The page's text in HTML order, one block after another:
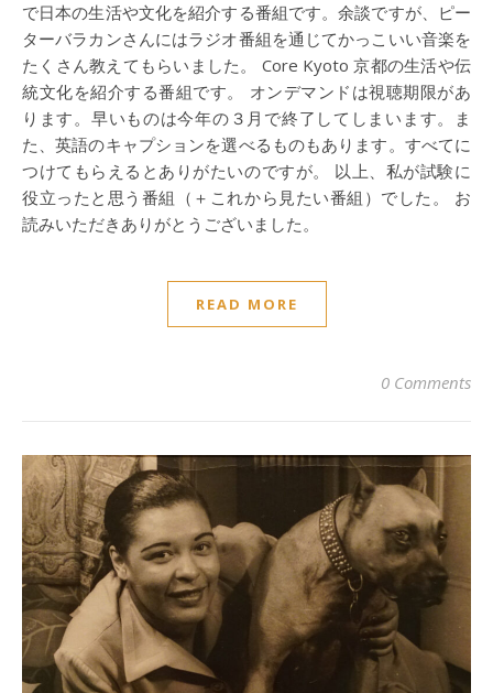
で日本の生活や文化を紹介する番組です。余談ですが、ピー
ターバラカンさんにはラジオ番組を通じてかっこいい音楽を
たくさん教えてもらいました。 Core Kyoto 京都の生活や伝
統文化を紹介する番組です。 オンデマンドは視聴期限があ
ります。早いものは今年の３月で終了してしまいます。ま
た、英語のキャプションを選べるものもあります。すべてに
つけてもらえるとありがたいのですが。 以上、私が試験に
役立ったと思う番組（＋これから見たい番組）でした。 お
読みいただきありがとうございました。
READ MORE
0 Comments